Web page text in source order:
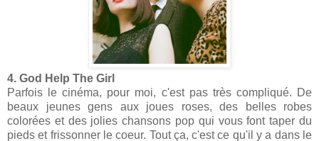
4. God Help The Girl
Parfois le cinéma, pour moi, c'est pas très compliqué. De
beaux jeunes gens aux joues roses, des belles robes
colorées et des jolies chansons pop qui vous font taper du
pieds et frissonner le coeur. Tout ça, c'est ce qu'il y a dans le